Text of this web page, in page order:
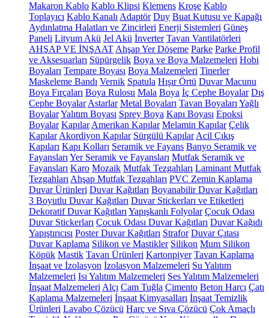
Makaron Kablo Kablo Klipsi Klemens Kroşe Kablo
Toplayıcı Kablo Kanalı Adaptör Duy Buat Kutusu ve Kapağı
Aydınlatma Halatları ve Zincirleri Enerji Sistemleri Güneş
Paneli Lityum Akü Jel Akü İnverter Tavan Vantilatörleri
AHŞAP VE İNŞAAT Ahşap Yer Döşeme Parke Parke Profil
ve Aksesuarları Süpürgelik Boya ve Boya Malzemeleri Hobi
Boyaları Tempare Boyası Boya Malzemeleri Tinerler
Maskeleme Bandı Vernik Spatula Hışır Örtü Duvar Macunu
Boya Fırçaları Boya Rulosu Mala Boya İç Cephe Boyalar Dış
Cephe Boyalar Astarlar Metal Boyaları Tavan Boyaları Yağlı
BoyalarYalıtım Boyası Sprey Boya Kapı Boyası Epoksi
Boyalar Kapılar Amerikan Kapılar Melamin Kapılar Çelik
Kapılar Akordiyon Kapılar Sürgülü Kapılar Acil Çıkış
Kapıları Kapı Kolları Seramik ve Fayans Banyo Seramik ve
Fayansları Yer Seramik ve Fayansları Mutfak Seramik ve
Fayansları Karo Mozaik Mutfak Tezgahları Laminant Mutfak
Tezgahları Ahşap Mutfak Tezgahları PVC Zemin Kaplama
Duvar Ürünleri Duvar Kağıtları Boyanabilir Duvar Kağıtları
3 Boyutlu Duvar Kağıtları Duvar Stickerları ve Etiketleri
Dekoratif Duvar Kağıtları Yapışkanlı Folyolar Çocuk Odası
Duvar Stickerları Çocuk Odası Duvar Kağıtları Duvar Kağıdı
Yapıştırıcısı Poster Duvar Kağıtları Strafor Duvar Çıtası
Duvar Kaplama Silikon ve Mastikler Silikon Mum Silikon
Köpük Mastik Tavan Ürünleri Kartonpiyer Tavan Kaplama
İnşaat ve İzolasyon İzolasyon Malzemeleri Su Yalıtım
Malzemeleri Isı Yalıtım Malzemeleri Ses Yalıtım Malzemeleri
İnşaat Malzemeleri Alçı Cam Tuğla Çimento Beton Harcı Çatı
Kaplama Malzemeleri İnşaat Kimyasalları İnşaat Temizlik
Ürünleri Lavabo Çözücü Harç ve Sıva Çözücü Çok Amaçlı